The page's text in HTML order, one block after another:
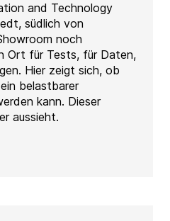
and Technology
südlich von
noch
Ort für Tests, für Daten,
Hier zeigt sich, ob
belastbarer
kann. Dieser
aussieht.